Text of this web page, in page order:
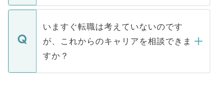
関を公にしてしまうと、応募が殺到する場
に、医療機関が求める条件に合った人材の
みを人材紹介会社に依頼するケースが増え
ています。
定を承諾する必要はありません。内定先へ
の辞退の連絡はキャリアパートナーが行い
ますので、ご安心ください。
個人情報が漏えいすることはありませんの
で、ご安心ください。当サイトからの登録
などで収集したご登録者様の個人情報は、
ご本人のキャリアアップおよび転職活動の
支援を目的に使用いたします。お預かりし
ているすべての個人データはご本人の許可
いますぐ転職は考えていないのです
が、これからのキャリアを相談できま
すか？